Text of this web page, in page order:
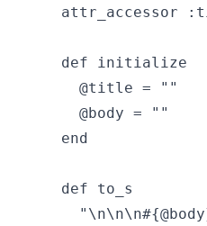
attr_accessor
  def initialize
    @title = ""
    @body = ""
  end
  def to_s
    "\n